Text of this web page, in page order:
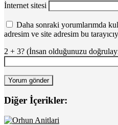
İnternet sitesi
Daha sonraki yorumlarımda
adresim ve site adresim bu
2 + 3? (İnsan olduğunuzu
Diğer İçerikler: